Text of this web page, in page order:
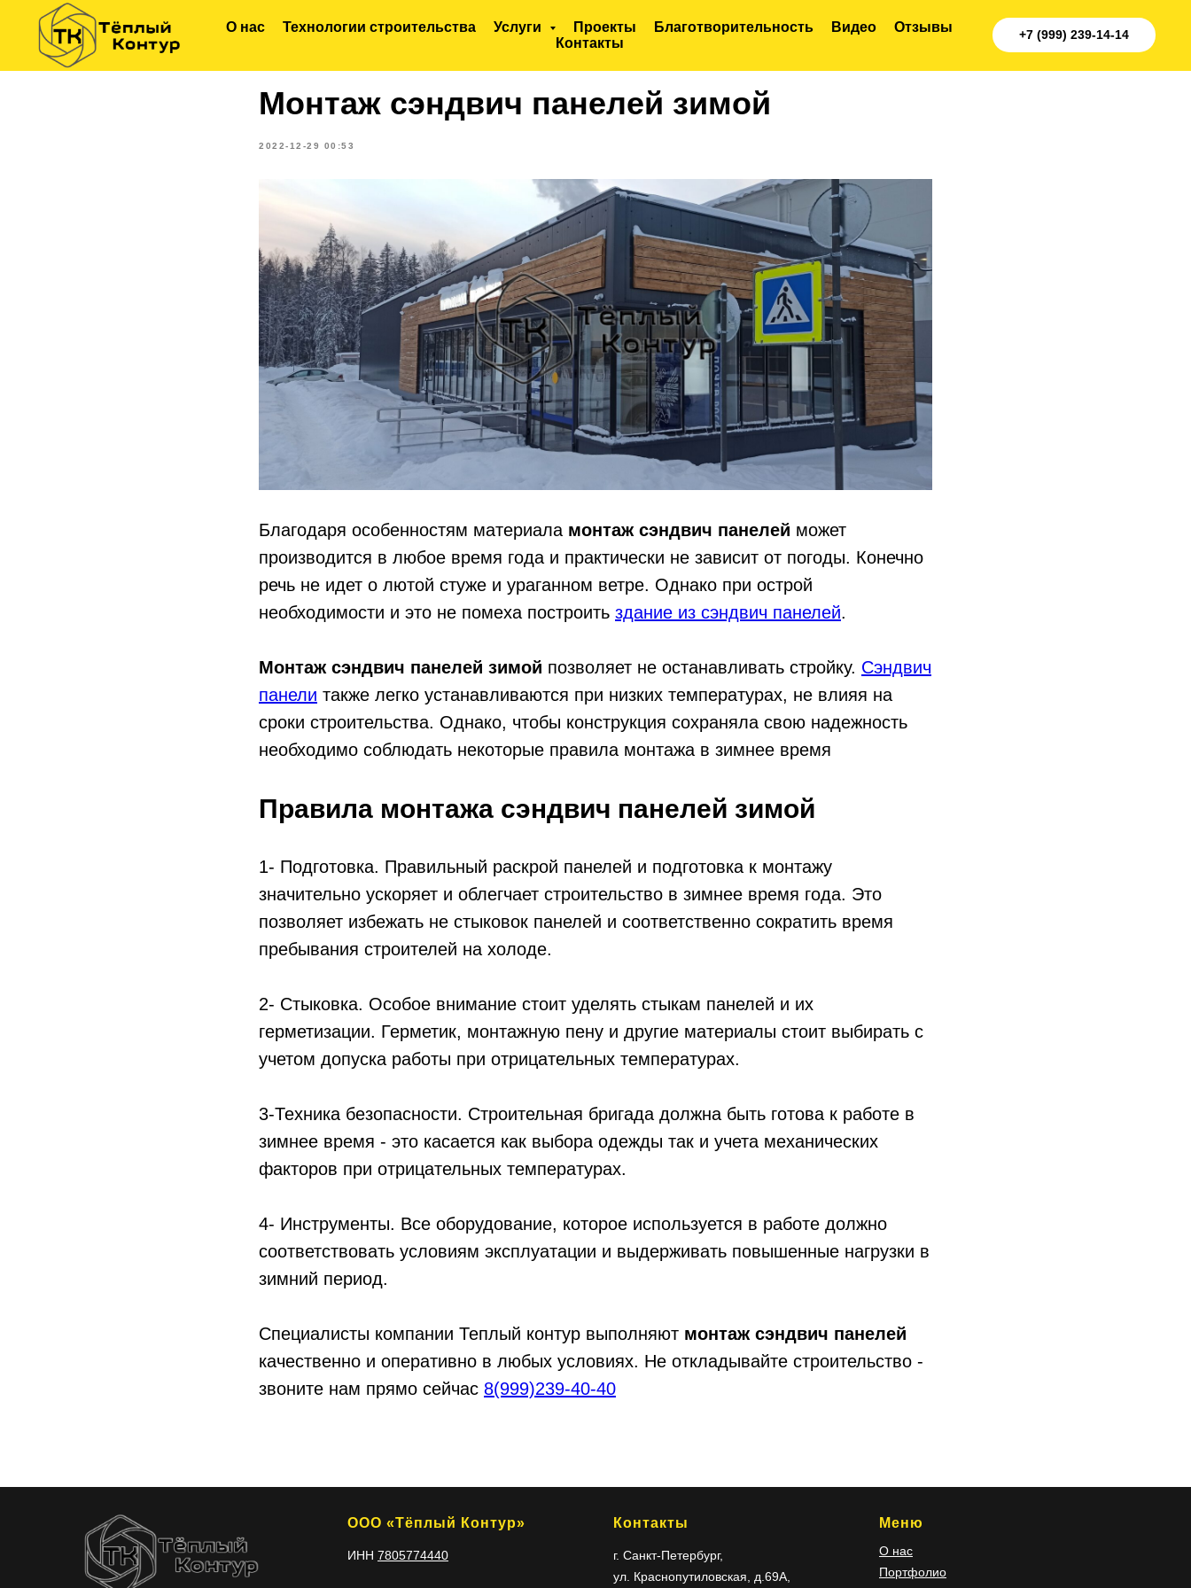
О нас Технологии строительства Услуги Проекты Благотворительность Видео
Отзывы
Контакты
+7 (999) 239-14-14
Монтаж сэндвич панелей зимой
2022-12-29 00:53
Благодаря особенностям материала монтаж сэндвич панелей может
производится в любое время года и практически не зависит от погоды. Конечно
речь не идет о лютой стуже и ураганном ветре. Однако при острой
необходимости и это не помеха построить здание из сэндвич панелей.
Монтаж сэндвич панелей зимой позволяет не останавливать стройку. Сэндвич
панели также легко устанавливаются при низких температурах, не влияя на
сроки строительства. Однако, чтобы конструкция сохраняла свою надежность
необходимо соблюдать некоторые правила монтажа в зимнее время
Правила монтажа сэндвич панелей зимой
1- Подготовка. Правильный раскрой панелей и подготовка к монтажу
значительно ускоряет и облегчает строительство в зимнее время года. Это
позволяет избежать не стыковок панелей и соответственно сократить время
пребывания строителей на холоде.
2- Стыковка. Особое внимание стоит уделять стыкам панелей и их
герметизации. Герметик, монтажную пену и другие материалы стоит выбирать с
учетом допуска работы при отрицательных температурах.
3-Техника безопасности. Строительная бригада должна быть готова к работе в
зимнее время - это касается как выбора одежды так и учета механических
факторов при отрицательных температурах.
4- Инструменты. Все оборудование, которое используется в работе должно
соответствовать условиям эксплуатации и выдерживать повышенные нагрузки в
зимний период.
Специалисты компании Теплый контур выполняют монтаж сэндвич панелей
качественно и оперативно в любых условиях. Не откладывайте строительство -
звоните нам прямо сейчас 8(999)239-40-40
ООО «Тёплый Контур»
ИНН 7805774440
Контакты
г. Санкт-Петербург,
ул. Краснопутиловская, д.69А,
Меню
О нас
Портфолио